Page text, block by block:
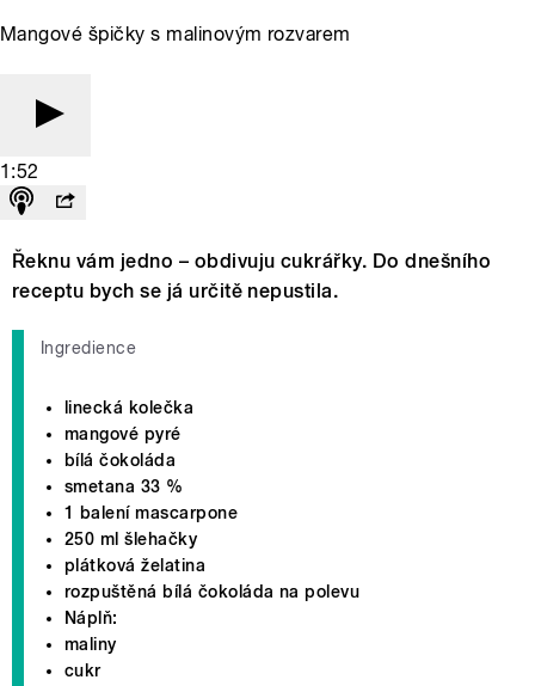
Mangové špičky s malinovým rozvarem
1:52
Řeknu vám jedno – obdivuju cukrářky. Do dnešního
receptu bych se já určitě nepustila.
Ingredience
linecká kolečka
mangové pyré
bílá čokoláda
smetana 33 %
1 balení mascarpone
250 ml šlehačky
plátková želatina
rozpuštěná bílá čokoláda na polevu
Náplň:
maliny
cukr